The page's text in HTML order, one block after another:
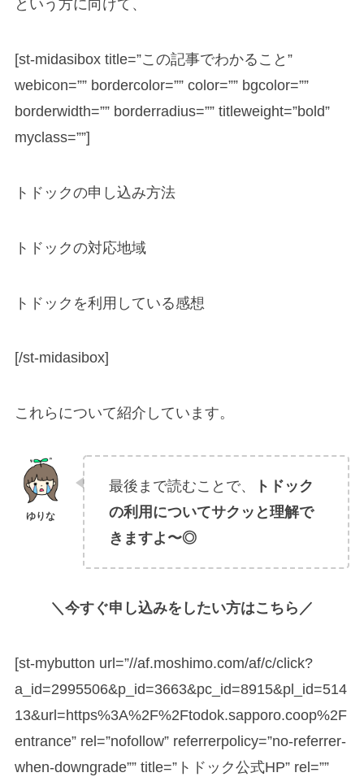
という方に向けて、
[st-midasibox title=”この記事でわかること”
webicon=”” bordercolor=”” color=”” bgcolor=””
borderwidth=”” borderradius=”” titleweight=”bold”
myclass=””]
トドックの申し込み方法
トドックの対応地域
トドックを利用している感想
[/st-midasibox]
これらについて紹介しています。
最後まで読むことで、
トドック
の利用についてサクッと理解で
きますよ〜◎
＼今すぐ申し込みをしたい方はこちら／
[st-mybutton url=”//af.moshimo.com/af/c/click?
a_id=2995506&p_id=3663&pc_id=8915&pl_id=514
13&url=https%3A%2F%2Ftodok.sapporo.coop%2F
entrance” rel=”nofollow” referrerpolicy=”no-referrer-
when-downgrade”” title=”トドック公式HP” rel=””